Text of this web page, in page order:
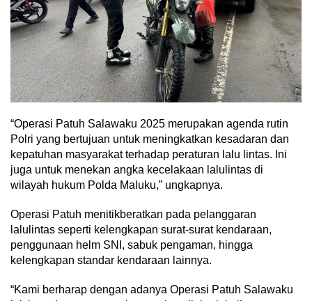
“Operasi Patuh Salawaku 2025 merupakan agenda rutin
Polri yang bertujuan untuk meningkatkan kesadaran dan
kepatuhan masyarakat terhadap peraturan lalu lintas. Ini
juga untuk menekan angka kecelakaan lalulintas di
wilayah hukum Polda Maluku,” ungkapnya.
Operasi Patuh menitikberatkan pada pelanggaran
lalulintas seperti kelengkapan surat-surat kendaraan,
penggunaan helm SNI, sabuk pengaman, hingga
kelengkapan standar kendaraan lainnya.
“Kami berharap dengan adanya Operasi Patuh Salawaku